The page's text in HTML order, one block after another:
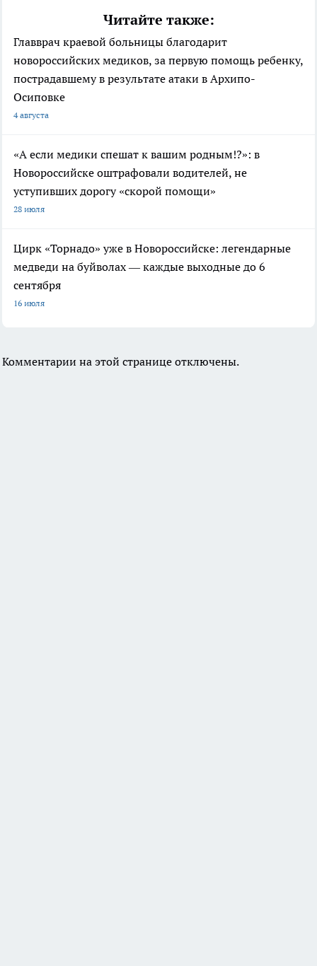
Читайте также:
Главврач краевой больницы благодарит
новороссийских медиков, за первую помощь ребенку,
пострадавшему в результате атаки в Архипо-
Осиповке
4 августа
«А если медики спешат к вашим родным!?»: в
Новороссийске оштрафовали водителей, не
уступивших дорогу «скорой помощи»
28 июля
Цирк «Торнадо» уже в Новороссийске: легендарные
медведи на буйволах — каждые выходные до 6
сентября
16 июля
Комментарии на этой странице отключены.